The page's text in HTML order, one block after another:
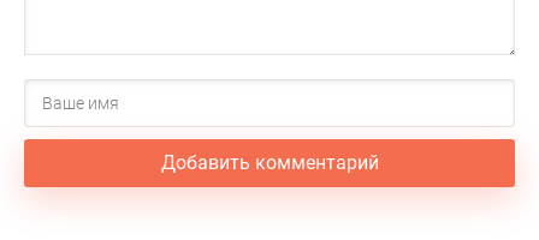
Добавить комментарий